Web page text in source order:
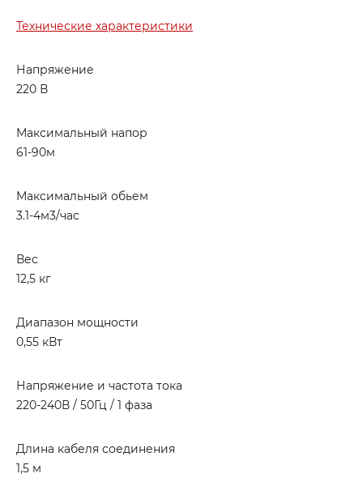
Технические характеристики
Напряжение
220 В
Максимальный напор
61-90м
Максимальный обьем
3.1-4м3/час
Вес
12,5 кг
Диапазон мощности
0,55 кВт
Напряжение и частота тока
220-240В / 50Гц / 1 фаза
Длина кабеля соединения
1,5 м